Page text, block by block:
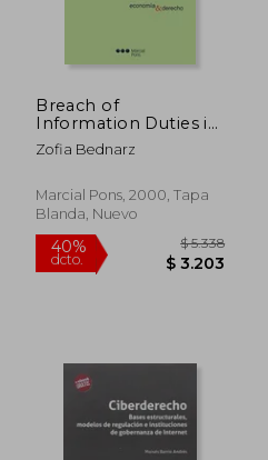
Breach of
Information Duties in
the b2c E-
Commerce: A
Perspective (en
Inglés)
Zofia Bednarz
Marcial Pons, 2000, Tapa
Blanda, Nuevo